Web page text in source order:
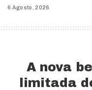
6 Agosto, 2026
A nova
limitada